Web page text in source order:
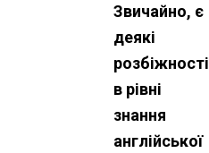
Звичайно, є
деякі
розбіжності
в рівні
знання
англійської